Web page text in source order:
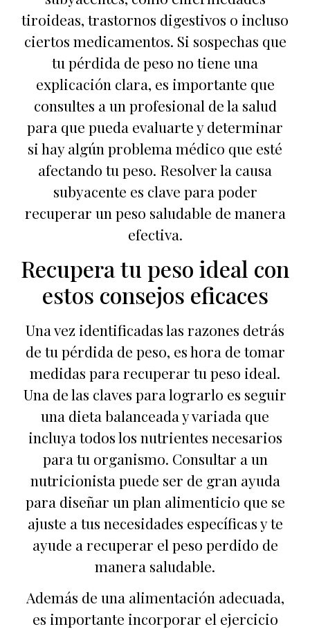
tiroideas, trastornos digestivos o incluso
ciertos medicamentos. Si sospechas que
tu pérdida de peso no tiene una
explicación clara, es importante que
consultes a un profesional de la salud
para que pueda evaluarte y determinar
si hay algún problema médico que esté
afectando tu peso. Resolver la causa
subyacente es clave para poder
recuperar un peso saludable de manera
efectiva.
Recupera tu peso ideal con
estos consejos eficaces
Una vez identificadas las razones detrás
de tu pérdida de peso, es hora de tomar
medidas para recuperar tu peso ideal.
Una de las claves para lograrlo es seguir
una dieta balanceada y variada que
incluya todos los nutrientes necesarios
para tu organismo. Consultar a un
nutricionista puede ser de gran ayuda
para diseñar un plan alimenticio que se
ajuste a tus necesidades específicas y te
ayude a recuperar el peso perdido de
manera saludable.
Además de una alimentación adecuada,
es importante incorporar el ejercicio